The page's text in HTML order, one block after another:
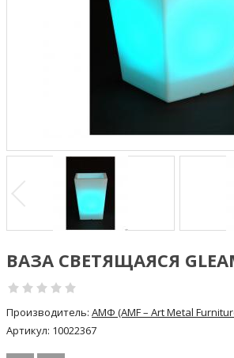
ВАЗА СВЕТЯЩАЯСЯ
Производитель: АМФ (AMF – Art Metal
Артикул: 10022367